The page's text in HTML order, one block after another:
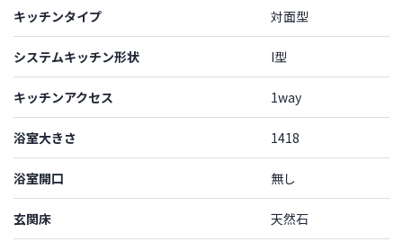
キッチンタイプ 対面型
システムキッチン形状 I型
キッチンアクセス 1way
浴室大きさ 1418
浴室開口 無し
玄関床 天然石